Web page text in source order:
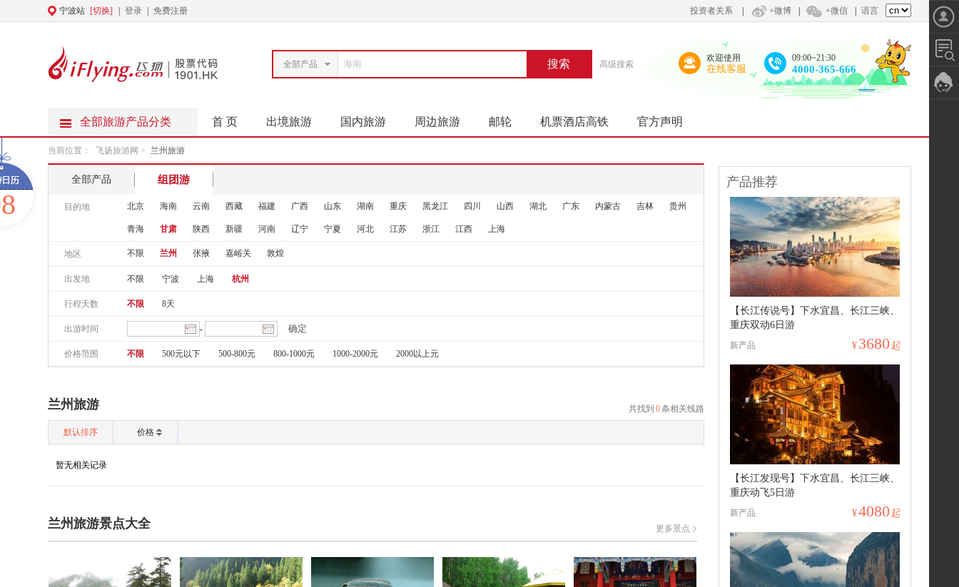
宁波站 [切换] 登录 免费注册 投资者关系 +微博 +微信 语言
全部产品 搜索 高级搜索
欢迎使用
在线客服
09:00~21:30
4000-365-666
全部旅游产品分类 首 页 出境旅游 国内旅游 周边旅游 邮轮 机票酒店高铁 官方声明
当前位置： 飞扬旅游网 > 兰州旅游
全部产品 组团游
目的地 北京 海南 云南 西藏 福建 广西 山东 湖南 重庆 黑龙江 四川 山西 湖北 广东 内蒙古 吉林 贵州
青海 甘肃 陕西 新疆 河南 辽宁 宁夏 河北 江苏 浙江 江西 上海
地区 不限 兰州 张掖 嘉峪关 敦煌
出发地 不限 宁波 上海 杭州
行程天数 不限 8天
出游时间 -
价格范围 不限 500元以下 500-800元 800-1000元 1000-2000元 2000以上元
兰州旅游 共找到 0条相关线路
默认排序 价格
暂无相关记录
更多景点
兰州旅游景点大全
产品推荐
【长江传说号】下水宜昌、长江三峡、
重庆双动6日游
新产品 ¥ 3680 起
【长江发现号】下水宜昌、长江三峡、
重庆动飞5日游
新产品 ¥4080 起